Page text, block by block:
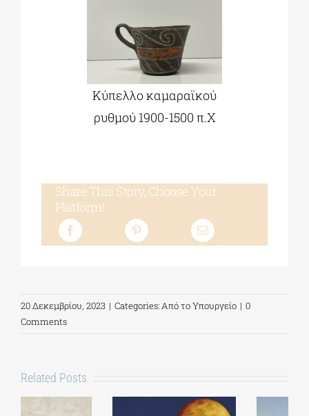
Κύπελλο καμαραϊκού
ρυθμού 1900-1500 π.Χ
Share This Story, Choose Your
Platform!
20 Δεκεμβρίου, 2023 | Categories:Από το Υπουργείο | 0
Comments
Related Posts